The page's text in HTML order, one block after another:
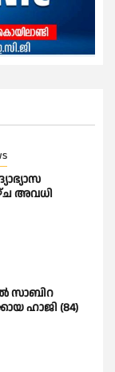
അവധി
സാബിറ
ഹാജി (84)